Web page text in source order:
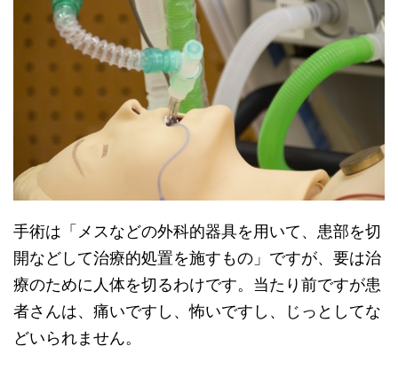
手術は「メスなどの外科的器具を用いて、患部を切
開などして治療的処置を施すもの」ですが、要は治
療のために人体を切るわけです。当たり前ですが患
者さんは、痛いですし、怖いですし、じっとしてな
どいられません。